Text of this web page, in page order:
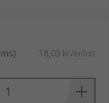
18,03 kr/enhet